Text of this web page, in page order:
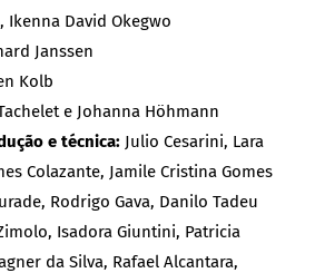
Ikenna David Okegwo
Janssen
Kolb
e Johanna Höhmann
e técnica: Julio Cesarini, Lara
Colazante, Jamile Cristina Gomes
Rodrigo Gava, Danilo Tadeu
Isadora Giuntini, Patricia
da Silva, Rafael Alcantara,